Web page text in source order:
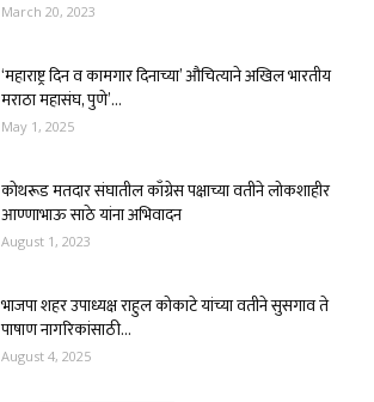
March 20, 2023
‘महाराष्ट्र दिन व कामगार दिनाच्या’ औचित्याने अखिल भारतीय
मराठा महासंघ, पुणे’...
May 1, 2025
कोथरूड मतदार संघातील काँग्रेस पक्षाच्या वतीने लोकशाहीर
आण्णाभाऊ साठे यांना अभिवादन
August 1, 2023
भाजपा शहर उपाध्यक्ष राहुल कोकाटे यांच्या वतीने सुसगाव ते
पाषाण नागरिकांसाठी...
August 4, 2025